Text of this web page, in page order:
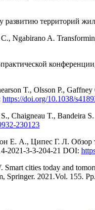
территорий
Ngabi­rano A.
T., Olsson P.,
https://doi.org/10.1038/
Chaig­neau T., Bandeira
230123
А., Ципес Г. Л. Обзор
2021-3-3-204-21 DOI:
cities today and
Springer. 2021.Vol. 155.